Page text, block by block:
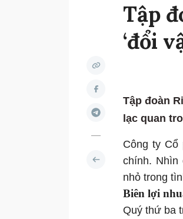
Tập
‘đổi
Tập đoàn
lạc quan
Công ty
chính. Nhìn
nhỏ trong
Biên lợi
Quý thứ ba